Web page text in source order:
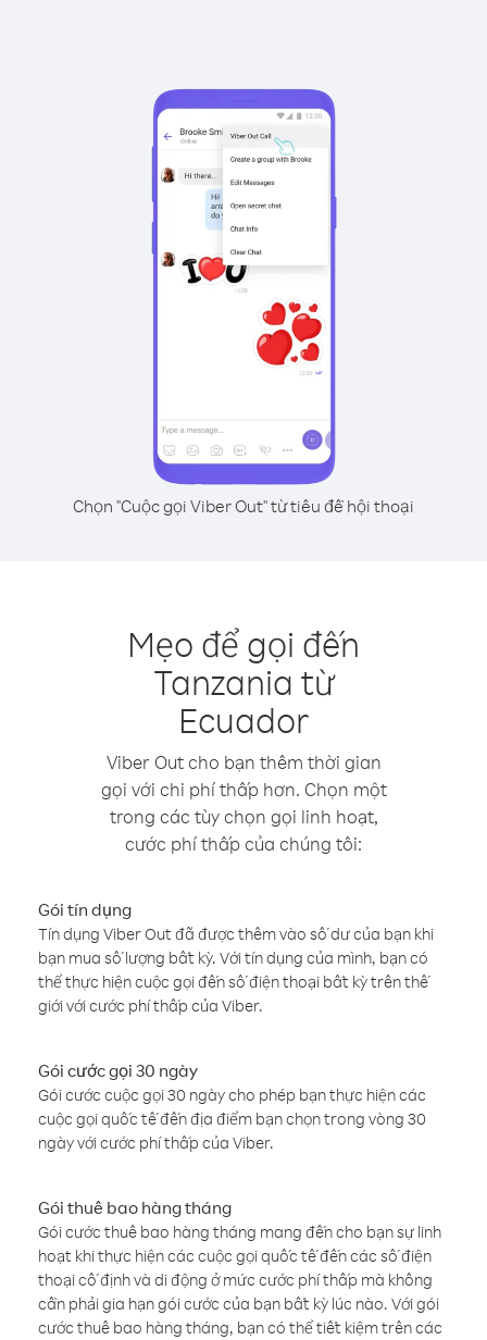
Chọn "Cuộc gọi Viber Out" từ tiêu đề hội thoại
Mẹo để gọi đến
Tanzania từ
Ecuador
Viber Out cho bạn thêm thời gian
gọi với chi phí thấp hơn. Chọn một
trong các tùy chọn gọi linh hoạt,
cước phí thấp của chúng tôi:
Gói tín dụng
Tín dụng Viber Out đã được thêm vào số dư của bạn khi
bạn mua số lượng bất kỳ. Với tín dụng của mình, bạn có
thể thực hiện cuộc gọi đến số điện thoại bất kỳ trên thế
giới với cước phí thấp của Viber.
Gói cước gọi 30 ngày
Gói cước cuộc gọi 30 ngày cho phép bạn thực hiện các
cuộc gọi quốc tế đến địa điểm bạn chọn trong vòng 30
ngày với cước phí thấp của Viber.
Gói thuê bao hàng tháng
Gói cước thuê bao hàng tháng mang đến cho bạn sự linh
hoạt khi thực hiện các cuộc gọi quốc tế đến các số điện
thoại cố định và di động ở mức cước phí thấp mà không
cần phải gia hạn gói cước của bạn bất kỳ lúc nào. Với gói
cước thuê bao hàng tháng, bạn có thể tiết kiệm trên các